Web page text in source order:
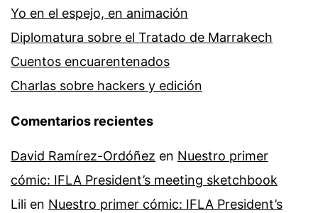
Yo en el espejo, en animación
Diplomatura sobre el Tratado de Marrakech
Cuentos encuarentenados
Charlas sobre hackers y edición
Comentarios recientes
David Ramírez-Ordóñez en Nuestro primer
cómic: IFLA President’s meeting sketchbook
Lili en Nuestro primer cómic: IFLA President’s